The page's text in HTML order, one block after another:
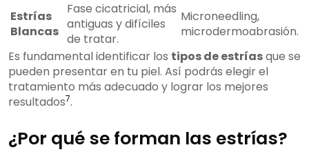
Estrías
Blancas
Fase cicatricial, más
antiguas y difíciles
de tratar.
Microneedling,
microdermoabrasión.
Es fundamental identificar los tipos de estríasque se
pueden presentar en tu piel. Así podrás elegir el
tratamiento más adecuado y lograr los mejores
resultados7.
¿Por qué se forman las estrías?